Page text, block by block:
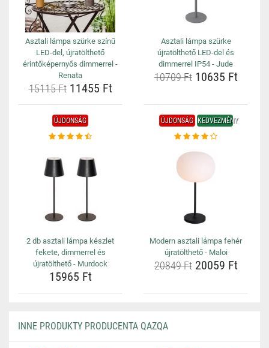
Asztali lámpa szürke színű
LED-del, újratölthető
érintőképernyős dimmerrel -
Renata
15115 Ft11455 Ft
Asztali lámpa szürke
újratölthető LED-del és
dimmerrel IP54 - Jude
10709 Ft10635 Ft
ÚJDONSÁG
2 db asztali lámpa készlet
fekete, dimmerrel és
újratölthető - Murdock
15965 Ft
ÚJDONSÁG KEDVEZMÉNY
Modern asztali lámpa fehér
újratölthető - Maloi
20849 Ft20059 Ft
INNE PRODUKTY PRODUCENTA QAZQA